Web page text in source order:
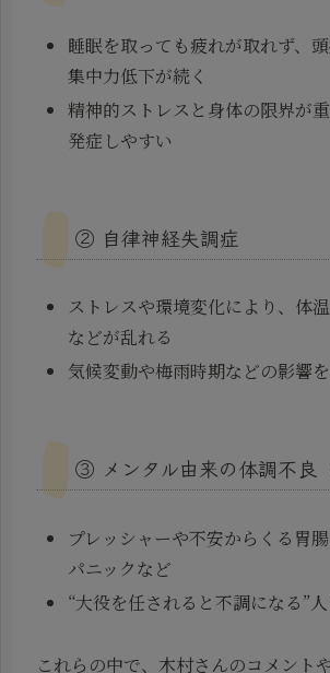
睡眠を取っても疲れが取れず、
集中力低下が続く
精神的ストレスと身体の限界が
発症しやすい
② 自律神経失調症
ストレスや環境変化により、体
などが乱れる
気候変動や梅雨時期などの影響
③ メンタル由来の体調不良
プレッシャーや不安からくる胃腸
パニックなど
“大役を任されると不調になる”
これらの中で、木村さんのコメント